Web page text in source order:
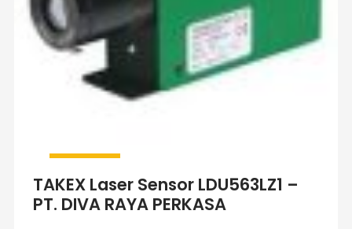
TAKEX Laser Sensor LDU563LZ1 –
PT. DIVA RAYA PERKASA